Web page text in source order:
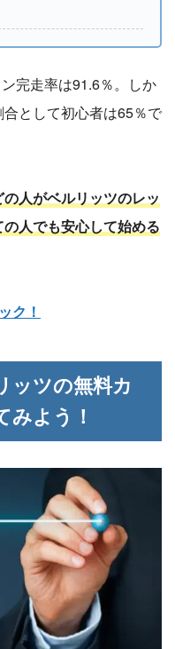
完走率は91.6％。しか
として初心者は65％で
人がベルリッツのレッ
人でも安心して始める
ク！
ッツの無料カ
みよう！